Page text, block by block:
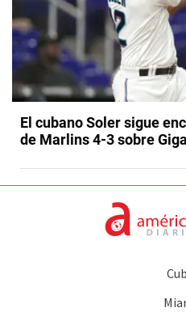
El cubano Soler sigue
de Marlins 4-3 sobre